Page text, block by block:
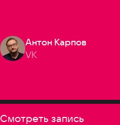
Антон Карпов
VK
Смотреть запись